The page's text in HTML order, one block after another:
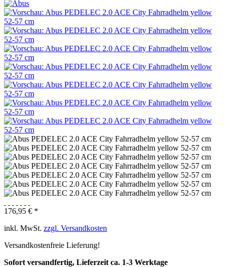
176,95 € *
inkl. MwSt. zzgl. Versandkosten
Versandkostenfreie Lieferung!
Sofort versandfertig, Lieferzeit ca. 1-3 Werktage